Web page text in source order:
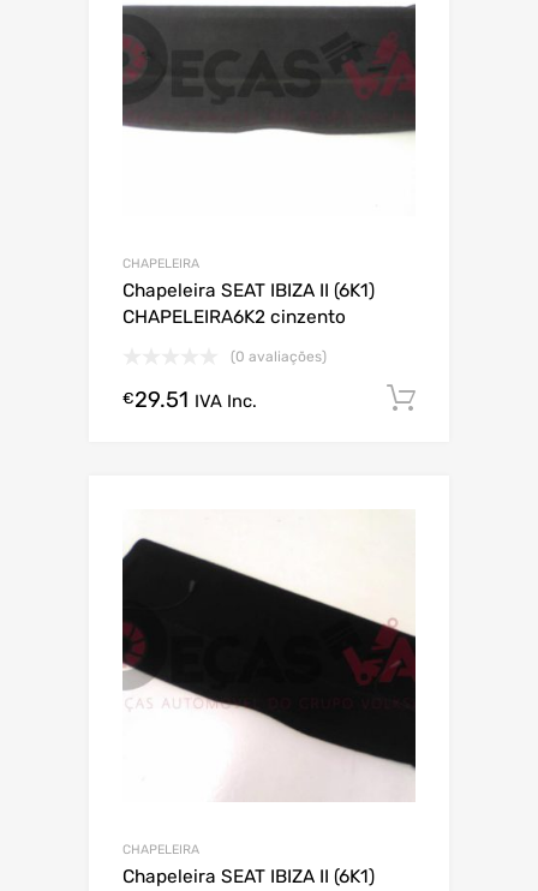
CHAPELEIRA
Chapeleira SEAT IBIZA II (6K1)
CHAPELEIRA6K2 cinzento
(0 avaliações)
€29.51 IVA Inc.
CHAPELEIRA
Chapeleira SEAT IBIZA II (6K1)